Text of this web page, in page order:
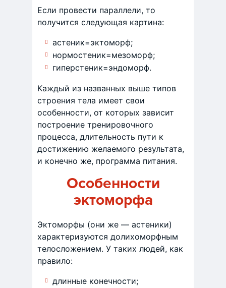
Если провести параллели, то
получится следующая картина:
астеник=эктоморф;
нормостеник=мезоморф;
гиперстеник=эндоморф.
Каждый из названных выше типов
строения тела имеет свои
особенности, от которых зависит
построение тренировочного
процесса, длительность пути к
достижению желаемого результата,
и конечно же, программа питания.
Особенности
эктоморфа
Эктоморфы (они же — астеники)
характеризуются долихоморфным
телосложением. У таких людей, как
правило:
длинные конечности;